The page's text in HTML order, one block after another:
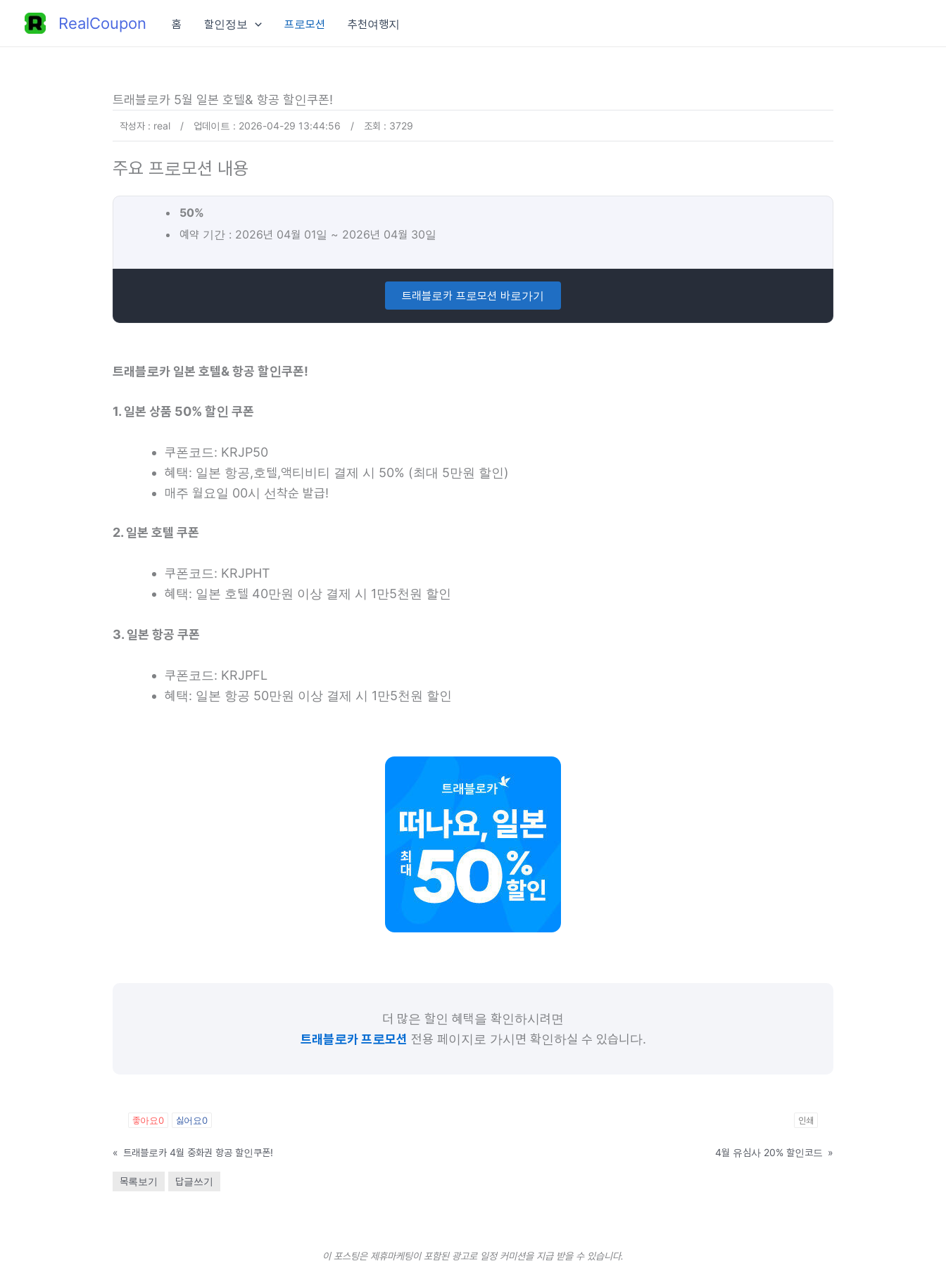
RealCoupon 홈 할인정보 프로모션 추천여행지
트래블로카 5월 일본 호텔& 항공 할인쿠폰!
작성자 : real / 업데이트 : 2026-04-29 13:44:56 / 조회 : 3729
주요 프로모션 내용
50%
예약 기간 : 2026년 04월 01일 ~ 2026년 04월 30일
트래블로카 프로모션 바로가기
트래블로카 일본 호텔& 항공 할인쿠폰!
1. 일본 상품 50% 할인 쿠폰
쿠폰코드: KRJP50
혜택: 일본 항공,호텔,액티비티 결제 시 50% (최대 5만원 할인)
매주 월요일 00시 선착순 발급!
2. 일본 호텔 쿠폰
쿠폰코드: KRJPHT
혜택: 일본 호텔 40만원 이상 결제 시 1만5천원 할인
3. 일본 항공 쿠폰
쿠폰코드: KRJPFL
혜택: 일본 항공 50만원 이상 결제 시 1만5천원 할인
더 많은 할인 혜택을 확인하시려면
트래블로카 프로모션 전용 페이지로 가시면 확인하실 수 있습니다.
좋아요0 싫어요0 인쇄
« 트래블로카 4월 중화권 항공 할인쿠폰! 4월 유심사 20% 할인코드 »
목록보기 답글쓰기
이 포스팅은 제휴마케팅이 포함된 광고로 일정 커미션을 지급 받을 수 있습니다.